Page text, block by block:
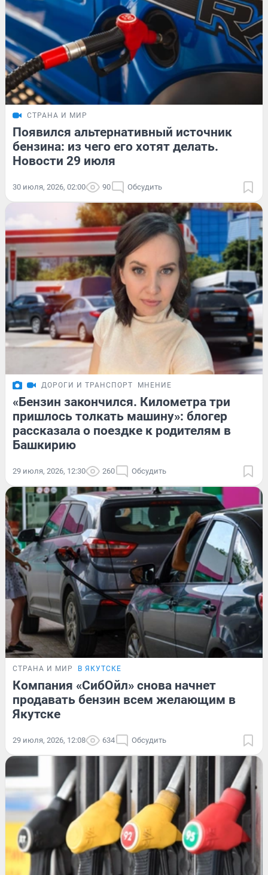
СТРАНА И МИР
Появился альтернативный источник
бензина: из чего его хотят делать.
Новости 29 июля
30 июля, 2026, 02:00 90 Обсудить
ДОРОГИ И ТРАНСПОРТ МНЕНИЕ
«Бензин закончился. Километра три
пришлось толкать машину»: блогер
рассказала о поездке к родителям в
Башкирию
29 июля, 2026, 12:30 260 Обсудить
СТРАНА И МИР В ЯКУТСКЕ
Компания «СибОйл» снова начнет
продавать бензин всем желающим в
Якутске
29 июля, 2026, 12:08 634 Обсудить